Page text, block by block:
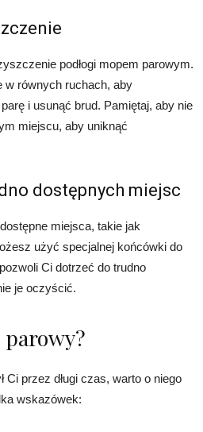
podłogi mopem parowym.
w równych ruchach, aby
i usunąć brud. Pamiętaj, aby nie
miejscu, aby uniknąć
dostępnych miejsc
miejsca, takie jak
użyć specjalnej końcówki do
Ci dotrzeć do trudno
je oczyścić.
parowy?
Ci przez długi czas, warto o niego
wskazówek: